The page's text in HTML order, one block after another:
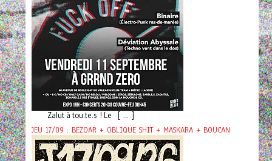
Zalut à tou.te.s ! Le [ ... ]
JEU 17/09 : BEZOAR + OBLIQUE SHIT + MASKARA + BOUCAN